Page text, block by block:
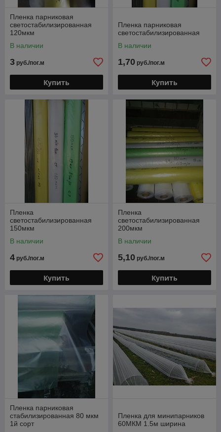
Пленка парниковая
светостабилизированная
120мкм
В наличии
3 руб./пог.м
Купить
Пленка парниковая
светостабилизированная
В наличии
1,70 руб./пог.м
Купить
Пленка
светостабилизированная
150мкм
В наличии
4 руб./пог.м
Купить
Пленка
светостабилизированная
200мкм
В наличии
5,10 руб./пог.м
Купить
Пленка парниковая
стабилизированная 80 мкм
1й сорт
Пленка для минипарников
60МКМ 1.5м ширина